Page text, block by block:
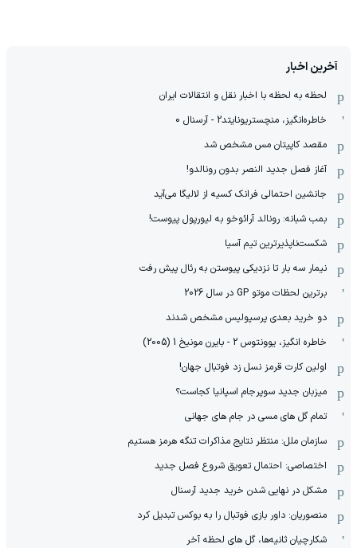
آخرین اخبار
لحظه به لحظه با اخبار نقل و انتقالات ایران
خاطره‌انگیز، منچستریونایتد2 - آرسنال 0
مقصد کاپیتان مس مشخص شد
آغاز فصل جدید النصر بدون رونالدو!
جانشین احتمالی فرانک کسیه از لالیگا می‌آید
بمب شبانه: رونالد آرائوخو به لیورپول پیوست!
شکست‌ناپذیرترین تیم آسیا
نیمار سه بار تا نزدیکی پیوستن به رئال پیش رفت
برترین لحظات موتو GP در سال 2026
دو خرید بعدی پرسپولیس مشخص شدند
خاطره انگیز، یوونتوس 2 - بایرن مونیخ 1 (2005)
اولین کارت قرمز نسل زد فوتبال جهان!
میزبان جدید سوپرجام اسپانیا کجاست؟
تمام گل های مسی در جام های جهانی
سازمان ملل: منتظر نتایج مذاکرات تنگه هرمز هستیم
اختصاصی: احتمال تعویق شروع فصل جدید
مشکل در نهایی شدن خرید جدید آرسنال
منصوریان: داور بازی فوتبال را به بوکس تبدیل کرد
شکارچیان ثانیه‌ها، گل های لحظه آخر